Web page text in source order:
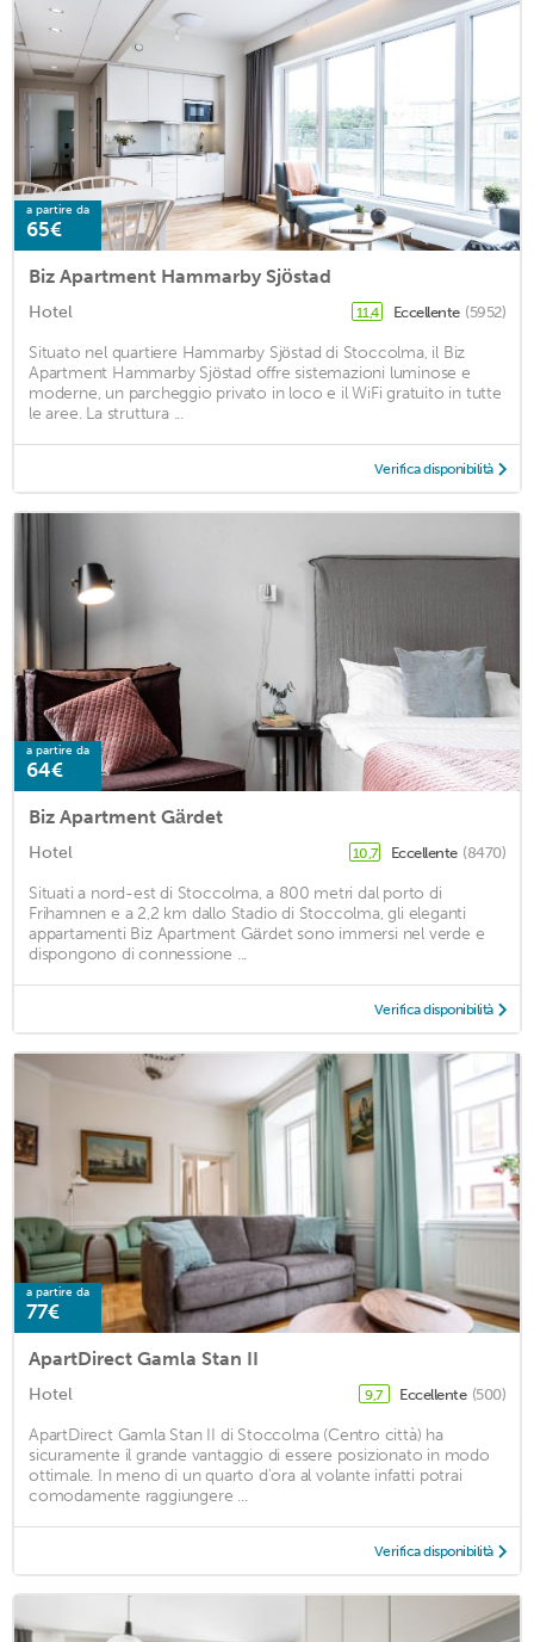
a partire da
65€
Biz Apartment Hammarby Sjöstad
Hotel 11,4 Eccellente (5952)
Situato nel quartiere Hammarby Sjöstad di Stoccolma, il Biz
Apartment Hammarby Sjöstad offre sistemazioni luminose e
moderne, un parcheggio privato in loco e il WiFi gratuito in tutte
le aree. La struttura ...
Verifica disponibilità
a partire da
64€
Biz Apartment Gärdet
Hotel 10,7 Eccellente (8470)
Situati a nord-est di Stoccolma, a 800 metri dal porto di
Frihamnen e a 2,2 km dallo Stadio di Stoccolma, gli eleganti
appartamenti Biz Apartment Gärdet sono immersi nel verde e
dispongono di connessione ...
Verifica disponibilità
a partire da
77€
ApartDirect Gamla Stan II
Hotel 9,7 Eccellente (500)
ApartDirect Gamla Stan II di Stoccolma (Centro città) ha
sicuramente il grande vantaggio di essere posizionato in modo
ottimale. In meno di un quarto d'ora al volante infatti potrai
comodamente raggiungere ...
Verifica disponibilità